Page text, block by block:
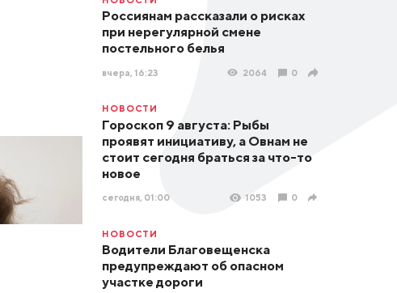
Россиянам рассказали о рисках
при нерегулярной смене
постельного белья
вчера, 16:23 2064 0
НОВОСТИ
Гороскоп 9 августа: Рыбы
проявят инициативу, а Овнам не
стоит сегодня браться за что-то
новое
сегодня, 01:00 1053 0
НОВОСТИ
Водители Благовещенска
предупреждают об опасном
участке дороги